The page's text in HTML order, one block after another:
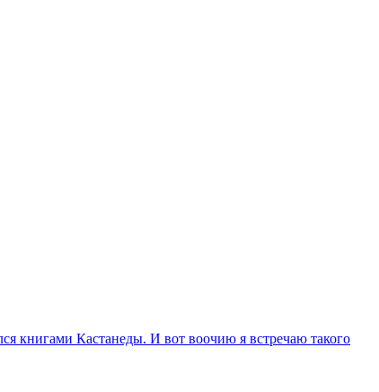
книгами Кастанеды. И вот воочию я встречаю такого